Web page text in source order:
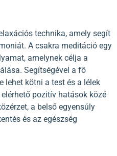
technika, amely segít
A csakra meditáció egy
amelynek célja a
Segítségével a fő
lehet kötni a test és a lélek
pozitív hatások közé
a belső egyensúly
és az egészség